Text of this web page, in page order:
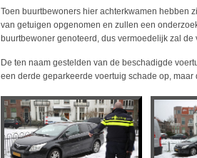
Toen buurtbewoners hier achterkwamen hebben
van getuigen opgenomen en zullen een
buurtbewoner genoteerd, dus vermoedelijk zal
De ten naam gestelden van de beschadigde
een derde geparkeerde voertuig schade op, maar